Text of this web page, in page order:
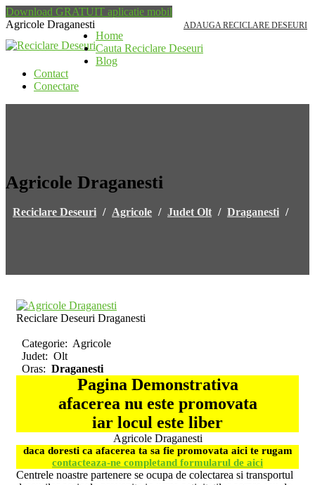
Download GRATUIT aplicatie mobil
Agricole Draganesti
ADAUGA RECICLARE DESEURI
Home
Cauta Reciclare Deseuri
Blog
Contact
Conectare
Agricole Draganesti
Reciclare Deseuri / Agricole / Judet Olt / Draganesti /
Reciclare Deseuri Draganesti
Categorie: Agricole
Judet: Olt
Oras: Draganesti
Pagina Demonstrativa
afacerea nu este promovata
iar locul este liber
Agricole Draganesti
daca doresti ca afacerea ta sa fie promovata aici te rugam
contacteaza-ne completand formularul de aici
Centrele noastre partenere se ocupa de colectarea si transportul